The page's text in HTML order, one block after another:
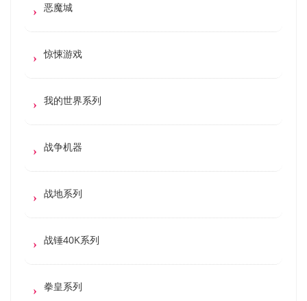
恶魔城
惊悚游戏
我的世界系列
战争机器
战地系列
战锤40K系列
拳皇系列